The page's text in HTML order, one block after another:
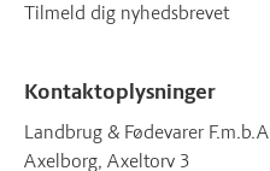
Tilmeld dig nyhedsbrevet
Kontaktoplysninger
Landbrug & Fødevarer F.m.b.A
Axelborg, Axeltorv 3